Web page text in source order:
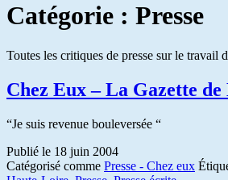
Catégorie : Presse
Toutes les critiques de presse sur le travail
Chez Eux – La Gazette
“Je suis revenue bouleversée “
Publié le 18 juin 2004
Catégorisé comme Presse - Chez eux